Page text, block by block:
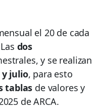
el 20 de cada
dos
y se realizan
julio, para esto
tablas de valores y
de ARCA.